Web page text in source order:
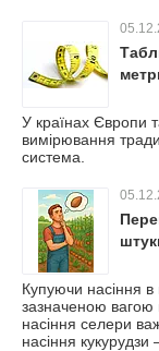
У країнах Європи
вимірювання
система.
Купуючи насіння
зазначеною
насіння селери
насіння